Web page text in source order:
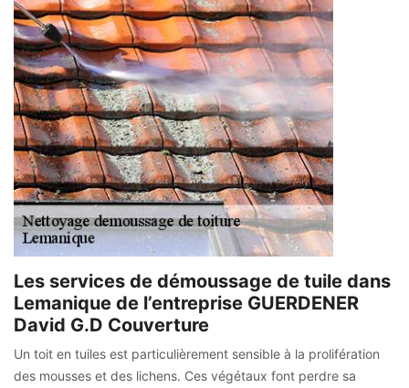
Les services de démoussage de tuile dans
Lemanique de l’entreprise GUERDENER
David G.D Couverture
Un toit en tuiles est particulièrement sensible à la prolifération
des mousses et des lichens. Ces végétaux font perdre sa